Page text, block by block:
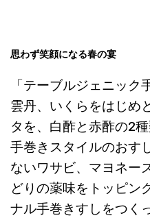
思わず笑顔になる春の宴
「テーブルジェニック
雲丹、いくらをはじめ
タを、白酢と赤酢の2
手巻きスタイルのおす
ないワサビ、マヨネー
どりの薬味をトッピン
ナル手巻きすしをつく